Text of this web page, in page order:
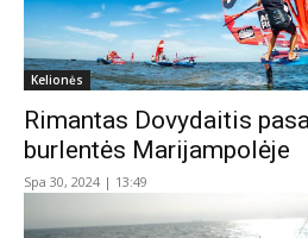
Kelionės
Rimantas Dovydaitis
burlentės Marijampolėje
Spa 30, 2024 | 13:49